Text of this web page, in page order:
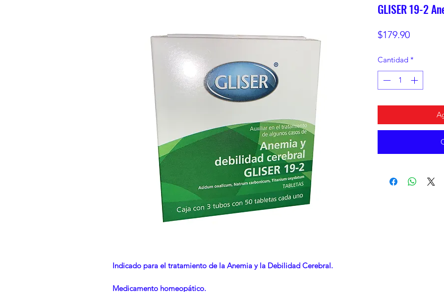
Indicado para el tratamiento de la Anemia y la Debilidad Cerebral.
Medicamento homeopático.
GLISER 19-2
$179.90Precio
Cantidad *